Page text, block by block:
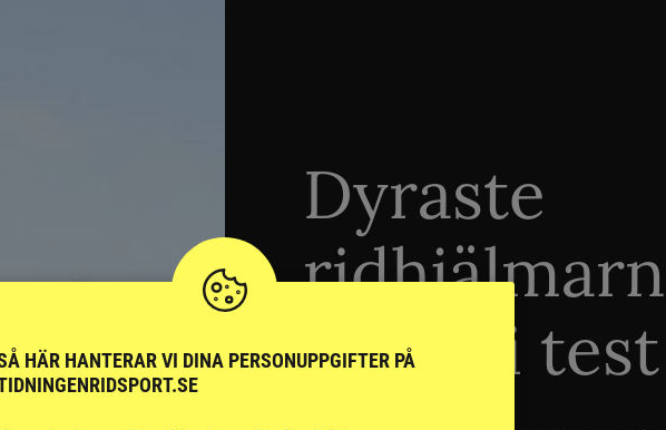
Dyraste
sämst i test
HÄR HANTERAR VI DINA PERSONUPPGIFTER PÅ